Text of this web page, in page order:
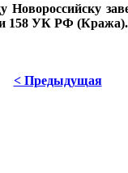
158 УК РФ (Кража).
< Предыдущая